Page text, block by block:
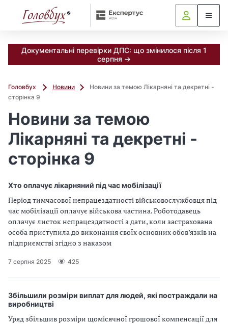
Документальні перевірки ДПС: що змінилося після 1
серпня →
Головбух Новини
Новини за темою Лікарняні та декретні -
сторінка 9
Новини за темою
Лікарняні та декретні -
сторінка 9
Хто оплачує лікарняний під час мобілізації
Період тимчасової непрацездатності військовослужбовця під
час мобілізації оплачує військова частина. Роботодавець
оплачує листок непрацездатності з дати, коли застрахована
особа приступила до виконання своїх основних обов’язків на
підприємстві згідно з наказом
7 серпня 2025 425
Збільшили розміри виплат для людей, які постраждали на
виробництві
Уряд збільшив розміри щомісячної грошової компенсації для